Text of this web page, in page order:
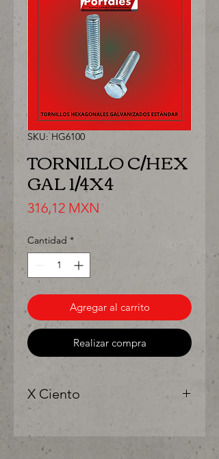
SKU: HG6100
TORNILLO C/HEX
GAL 1/4X4
316,12 MXN
Cantidad *
Agregar al carrito
Realizar compra
X Ciento
solo los mejores precios para tu
tienda o proyecto" venta por ciento